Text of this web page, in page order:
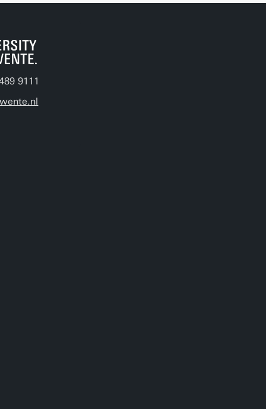
9111